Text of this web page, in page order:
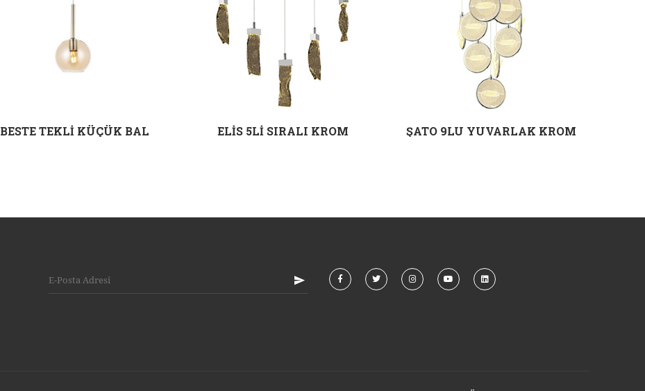
BESTE TEKLİ KÜÇÜK BAL ELİS 5Lİ SIRALI KROM ŞATO 9LU YUVARLAK KROM